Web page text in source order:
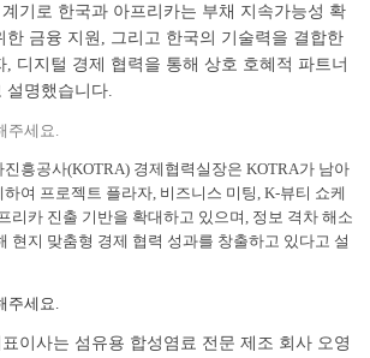
기로 한국과 아프리카는 부채 지속가능성 확
한 금융 지원, 그리고 한국의 기술력을 결합한
, 디지털 경제 협력을 통해 상호 호혜적 파트너
명했습니다.
흥공사(KOTRA) 경제협력실장은 KOTRA가 남아
여 프로젝트 플라자, 비즈니스 미팅, K-뷰티 쇼케
리카 진출 기반을 확대하고 있으며, 정보 격차 해소
현지 맞춤형 경제 협력 성과를 창출하고 있다고 설
이사는 섬유용 합성염료 전문 제조 회사 오영